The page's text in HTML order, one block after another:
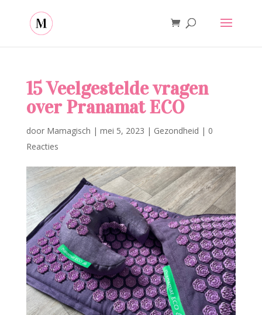
15 Veelgestelde vragen
over Pranamat ECO
door Mamagisch | mei 5, 2023 | Gezondheid | 0
Reacties